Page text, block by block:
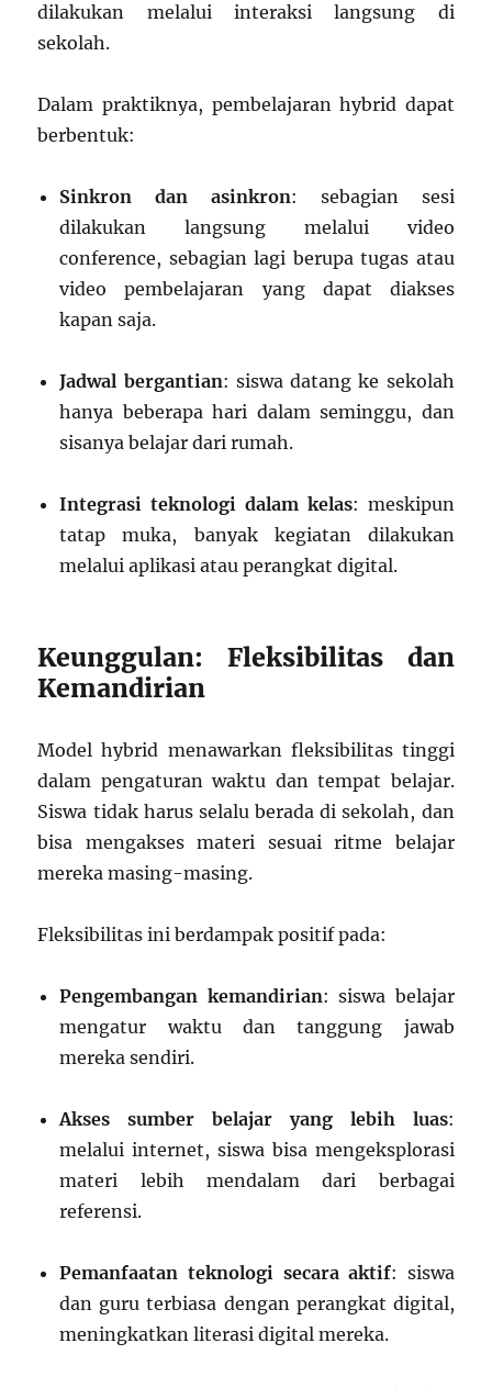
dilakukan melalui interaksi langsung di
sekolah.
Dalam praktiknya, pembelajaran hybrid dapat
berbentuk:
Sinkron dan asinkron: sebagian sesi
dilakukan langsung melalui video
conference, sebagian lagi berupa tugas atau
video pembelajaran yang dapat diakses
kapan saja.
Jadwal bergantian: siswa datang ke sekolah
hanya beberapa hari dalam seminggu, dan
sisanya belajar dari rumah.
Integrasi teknologi dalam kelas: meskipun
tatap muka, banyak kegiatan dilakukan
melalui aplikasi atau perangkat digital.
Keunggulan: Fleksibilitas dan
Kemandirian
Model hybrid menawarkan fleksibilitas tinggi
dalam pengaturan waktu dan tempat belajar.
Siswa tidak harus selalu berada di sekolah, dan
bisa mengakses materi sesuai ritme belajar
mereka masing-masing.
Fleksibilitas ini berdampak positif pada:
Pengembangan kemandirian: siswa belajar
mengatur waktu dan tanggung jawab
mereka sendiri.
Akses sumber belajar yang lebih luas:
melalui internet, siswa bisa mengeksplorasi
materi lebih mendalam dari berbagai
referensi.
Pemanfaatan teknologi secara aktif: siswa
dan guru terbiasa dengan perangkat digital,
meningkatkan literasi digital mereka.